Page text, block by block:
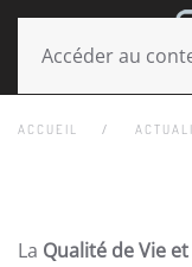
Accéder au
ACCUEIL
La Qualité de Vie